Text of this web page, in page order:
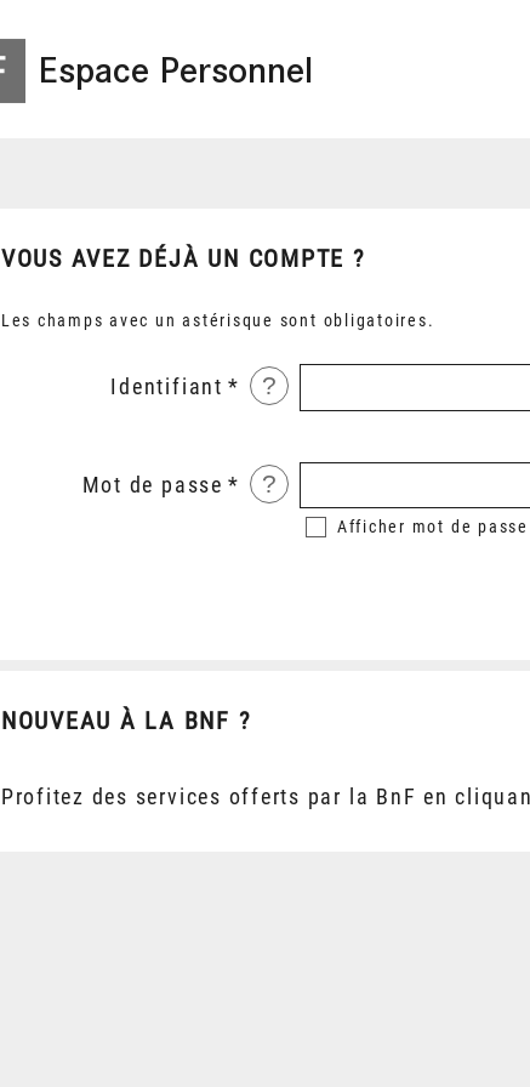
Espace Personnel
VOUS AVEZ DÉJÀ UN COMPTE ?
Les champs avec un astérisque sont obligatoires.
Identifiant ?
Mot de passe ?
Afficher mot de passe
NOUVEAU À LA BNF ?
Profitez des services offerts par la BnF en